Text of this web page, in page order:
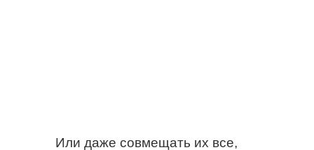
Или даже совмещать их все,